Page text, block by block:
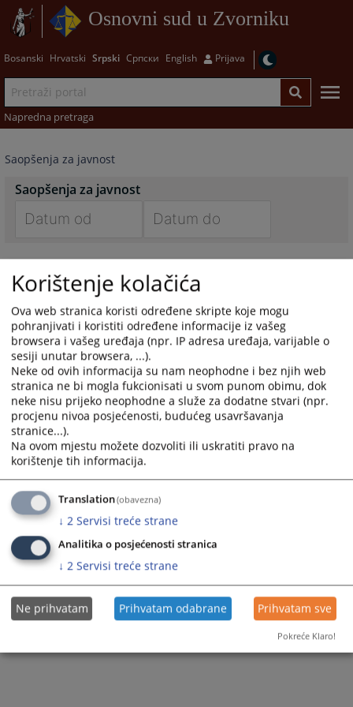
Osnovni sud u Zvorniku
Bosanski Hrvatski Srpski Српски English Prijava
Napredna pretraga
Saopšenja za javnost
Saopšenja za javnost
forward
to
interact
with
the
calendar
and
select
a
date.
Press
the
question
mark
key
to
get
the
keyboard
for
forward
to
interact
with
the
calendar
and
select
a
date.
the
question
key
to
get
keyboard
for
Trenutno nema vijesti
Korištenje kolačića
Ova web stranica koristi određene skripte koje mogu
pohranjivati i koristiti određene informacije iz vašeg
browsera i vašeg uređaja (npr. IP adresa uređaja, varijable o
sesiji unutar browsera, ...).
Neke od ovih informacija su nam neophodne i bez njih web
stranica ne bi mogla fukcionisati u svom punom obimu, dok
neke nisu prijeko neophodne a služe za dodatne stvari (npr.
procjenu nivoa posjećenosti, budućeg usavršavanja
stranice...).
Na ovom mjestu možete dozvoliti ili uskratiti pravo na
korištenje tih informacija.
Translation(obavezna)
↓ 2 Servisi treće strane
Analitika o posjećenosti stranica
↓ 2 Servisi treće strane
Ne prihvatam Prihvatam odabrane Prihvatam sve
Pokreće Klaro!